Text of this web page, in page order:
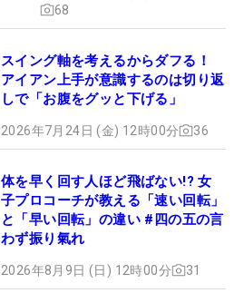
68
スイング軸を考えるからダフる！
アイアン上手が意識するのは切り返
しで「お腹をグッと下げる」
2026年7月24日 (金) 12時00分 36
体を早く回す人ほど飛ばない!? 女
子プロコーチが教える「速い回転」
と「早い回転」の違い #四の五の言
わず振り氣れ
2026年8月9日 (日) 12時00分 31